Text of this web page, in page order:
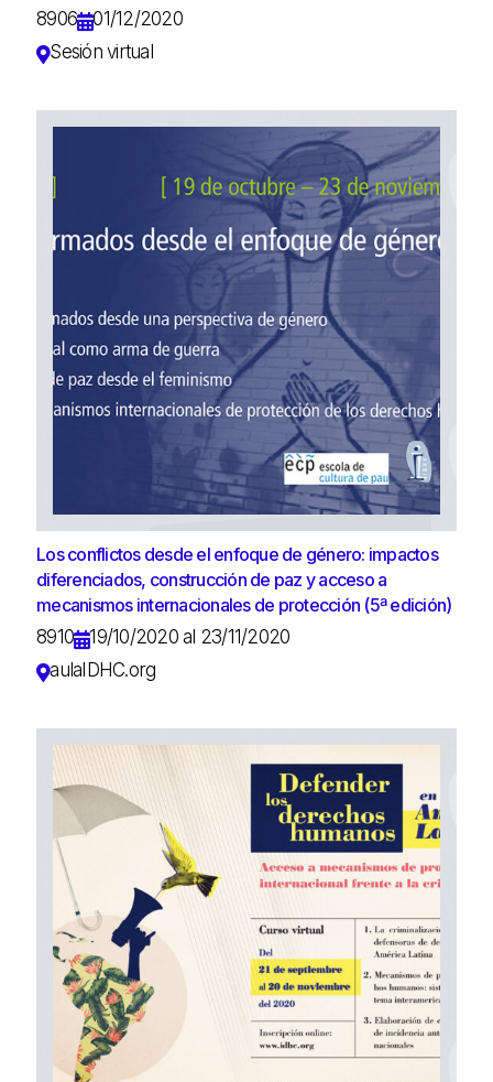
8906
01/12/2020
Sesión virtual
Los conflictos desde el enfoque de género: impactos
diferenciados, construcción de paz y acceso a
mecanismos internacionales de protección (5ª edición)
8910
19/10/2020 al 23/11/2020
aulaIDHC.org